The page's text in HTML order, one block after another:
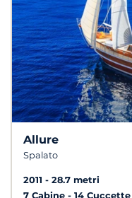
Allure
Spalato
2011
28.7 metri
7 Cabine
14 Cuccette